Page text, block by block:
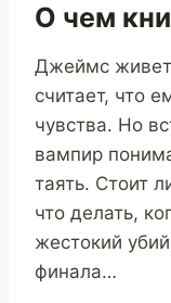
О чем
Джеймс живет
считает, что
чувства. Но
вампир
таять. Стоит
что делать,
жестокий
финала…